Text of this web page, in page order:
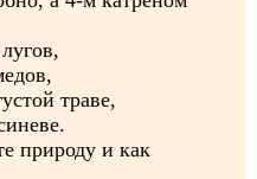
траве,
природу и как